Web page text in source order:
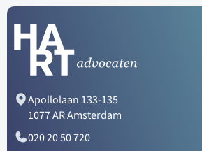
Apollolaan 133-135
1077 AR Amsterdam
020 20 50 720